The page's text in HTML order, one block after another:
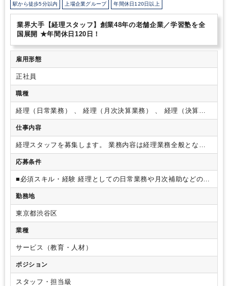
駅から徒歩5分以内 上場企業グループ 年間休日120日以上
業界大手【経理スタッフ】創業48年の老舗企業／学習塾を全
国展開 ★年間休日120日！
雇用形態
正社員
職種
経理（日常業務） 、 経理（月次決算業務） 、 経理（決算業
務）
仕事内容
経理スタッフを募集します。
業務内容は経理業務全般とな
り、日常業務から月次決算補助などからお任せしていきます。
マネージャー以下3名(平均30代)のスタッフに加え、連結親会
社である株式会社スプリックスの経理スタッフ、外部の専門法
人と協力しながら仕事を進めていただきます。 会計システ
ム：OBIC７
制度はございません。また、月曜日が祝日の場合は出勤日と
なりますので、あらかじめご承知おきください。
応募条件
■必須スキル・経験 経理としての日常業務や月次補助などの経
験
勤務地
東京都渋谷区
業種
サービス（教育・人材）
ポジション
スタッフ・担当級